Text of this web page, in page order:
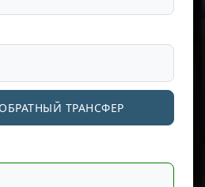
ТРАНСФЕР